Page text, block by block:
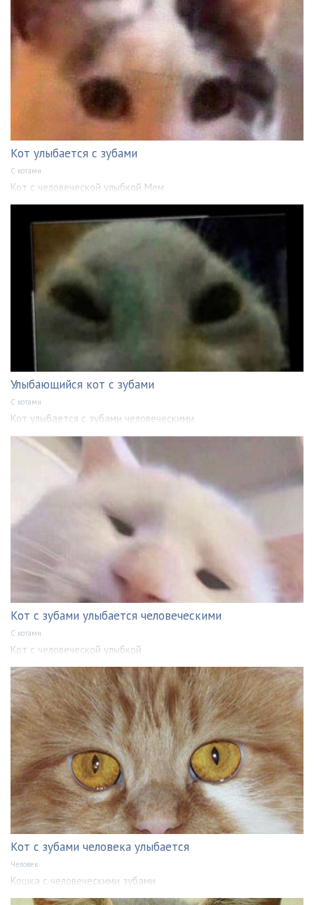
Кот улыбается с зубами
С котами
Кот с человеческой улыбкой Мем
Улыбающийся кот с зубами
С котами
Кот улыбается с зубами человеческими
Кот с зубами улыбается человеческими
С котами
Кот с человеческой улыбкой
Кот с зубами человека улыбается
Человек
Кошка с человеческими зубами